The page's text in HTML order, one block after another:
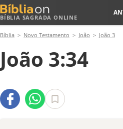
BÍBLIA SAGRADA ONLINE
Bíblia Novo Testamento João João 3
João 3:34